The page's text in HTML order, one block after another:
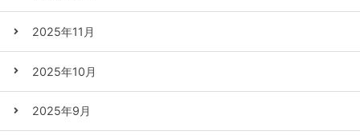
2025年11月
2025年10月
2025年9月